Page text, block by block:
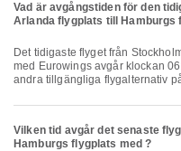
Vad är avgångstiden för den
Arlanda flygplats till Hamburgs
Det tidigaste flyget från Stockholm Arlanda flygplats till Hamburgs flygplats
med Eurowings avgår klockan
andra tillgängliga flygalternativ
Vilken tid avgår det senaste
Hamburgs flygplats med ?